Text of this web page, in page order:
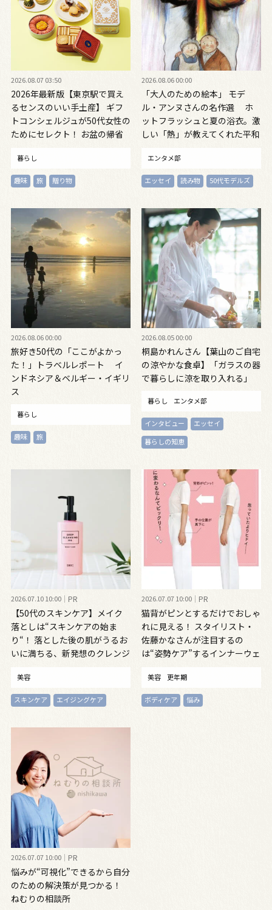
2026.08.07 03:50
2026年最新版【東京駅で買え
るセンスのいい手土産】 ギフ
トコンシェルジュが50代女性の
ためにセレクト！ お盆の帰省
暮らし
趣味 旅 贈り物
2026.08.06 00:00
「大人のための絵本」 モデ
ル・アンヌさんの名作選 ホ
ットフラッシュと夏の浴衣。激
しい「熱」が教えてくれた平和
『やばっ！』～vol.47
エンタメ部
エッセイ 読み物 50代モデルズ
2026.08.06 00:00
旅好き50代の「ここがよかっ
た！」トラベルレポート イ
ンドネシア＆ベルギー・イギリ
ス
暮らし
趣味 旅
2026.08.05 00:00
桐島かれんさん【葉山のご自宅
の涼やかな食卓】「ガラスの器
で暮らしに涼を取り入れる」
暮らし エンタメ部
インタビュー
エッセイ
暮らしの知恵
2026.07.10 10:00 PR
【50代のスキンケア】メイク
落としは“スキンケアの始ま
り“！ 落とした後の肌がうるお
いに満ちる、新発想のクレンジ
美容
スキンケア エイジングケア
2026.07.07 10:00 PR
猫背がピンとするだけでおしゃ
れに見える！ スタイリスト・
佐藤かなさんが注目するの
は“姿勢ケア”するインナーウェ
美容 更年期
ボディケア 悩み
2026.07.07 10:00 PR
悩みが“可視化”できるから自分
のための解決策が見つかる！
ねむりの相談所